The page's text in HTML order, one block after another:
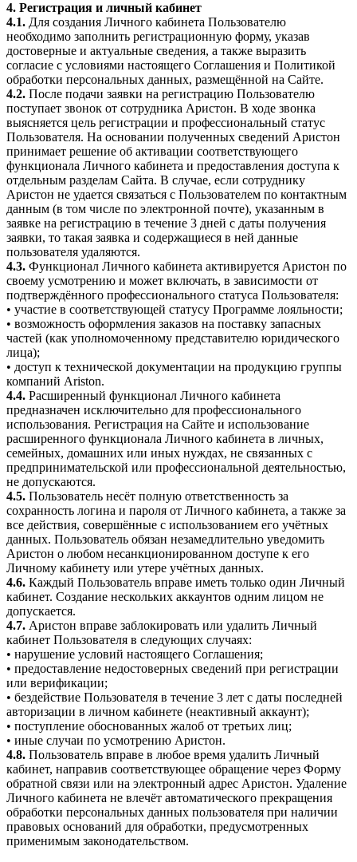
4. Регистрация и личный кабинет
4.1. Для создания Личного кабинета Пользователю
необходимо заполнить регистрационную форму, указав
достоверные и актуальные сведения, а также выразить
согласие с условиями настоящего Соглашения и Политикой
обработки персональных данных, размещённой на Сайте.
4.2. После подачи заявки на регистрацию Пользователю
поступает звонок от сотрудника Аристон. В ходе звонка
выясняется цель регистрации и профессиональный статус
Пользователя. На основании полученных сведений Аристон
принимает решение об активации соответствующего
функционала Личного кабинета и предоставления доступа к
отдельным разделам Сайта. В случае, если сотруднику
Аристон не удается связаться с Пользователем по контактным
данным (в том числе по электронной почте), указанным в
заявке на регистрацию в течение 3 дней с даты получения
заявки, то такая заявка и содержащиеся в ней данные
пользователя удаляются.
4.3. Функционал Личного кабинета активируется Аристон по
своему усмотрению и может включать, в зависимости от
подтверждённого профессионального статуса Пользователя:
• участие в соответствующей статусу Программе лояльности;
• возможность оформления заказов на поставку запасных
частей (как уполномоченному представителю юридического
лица);
• доступ к технической документации на продукцию группы
компаний Ariston.
4.4. Расширенный функционал Личного кабинета
предназначен исключительно для профессионального
использования. Регистрация на Сайте и использование
расширенного функционала Личного кабинета в личных,
семейных, домашних или иных нуждах, не связанных с
предпринимательской или профессиональной деятельностью,
не допускаются.
4.5. Пользователь несёт полную ответственность за
сохранность логина и пароля от Личного кабинета, а также за
все действия, совершённые с использованием его учётных
данных. Пользователь обязан незамедлительно уведомить
Аристон о любом несанкционированном доступе к его
Личному кабинету или утере учётных данных.
4.6. Каждый Пользователь вправе иметь только один Личный
кабинет. Создание нескольких аккаунтов одним лицом не
допускается.
4.7. Аристон вправе заблокировать или удалить Личный
кабинет Пользователя в следующих случаях:
• нарушение условий настоящего Соглашения;
• предоставление недостоверных сведений при регистрации
или верификации;
• бездействие Пользователя в течение 3 лет с даты последней
авторизации в личном кабинете (неактивный аккаунт);
• поступление обоснованных жалоб от третьих лиц;
• иные случаи по усмотрению Аристон.
4.8. Пользователь вправе в любое время удалить Личный
кабинет, направив соответствующее обращение через Форму
обратной связи или на электронный адрес Аристон. Удаление
Личного кабинета не влечёт автоматического прекращения
обработки персональных данных пользователя при наличии
правовых оснований для обработки, предусмотренных
применимым законодательством.